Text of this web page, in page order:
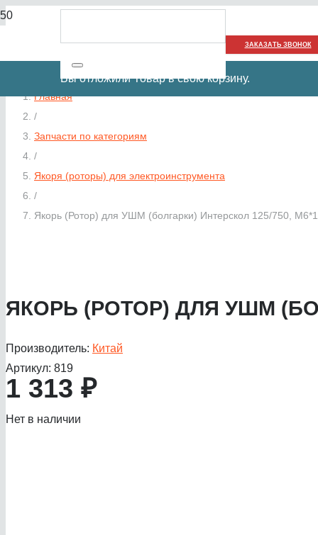
ЗАКАЗАТЬ ЗВОНОК
Вы отложилиТоварв свою корзину.
Главная
/
Запчасти по категориям
/
Якоря (роторы) для электроинструмента
/
Якорь (Ротор) для УШМ (болгарки) Интерскол 125/750,
ЯКОРЬ (РОТОР) ДЛЯ УШМ
Производитель: Китай
Артикул: 819
1 313 ₽
Нет в наличии